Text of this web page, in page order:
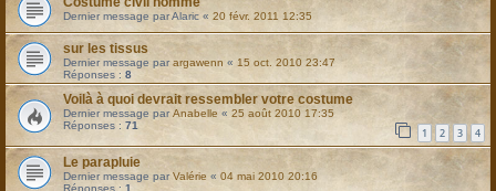
Dernier message parAlaric « 20 févr. 2011 12:35
sur les tissus
Dernier message parargawenn « 15 oct. 2010 23:47
Réponses : 8
Voilà à quoi devrait ressembler votre costume
Dernier message parAnabelle « 25 août 2010 17:35
Réponses : 71 1 2 3 4
Le parapluie
Dernier message parValérie « 04 mai 2010 20:16
Réponses : 1